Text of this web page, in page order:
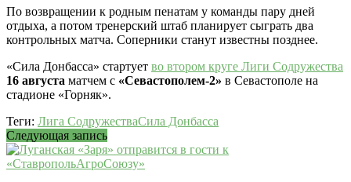
По возвращении к родным пенатам у команды пару дней
отдыха, а потом тренерский штаб планирует сыграть два
контрольных матча. Соперники станут известны позднее.
«Сила Донбасса» стартует во втором круге Лиги Содружества
16 августа матчем с «Севастополем-2» в Севастополе на
стадионе «Горняк».
Теги: Лига СодружестваСила Донбасса
Следующая запись